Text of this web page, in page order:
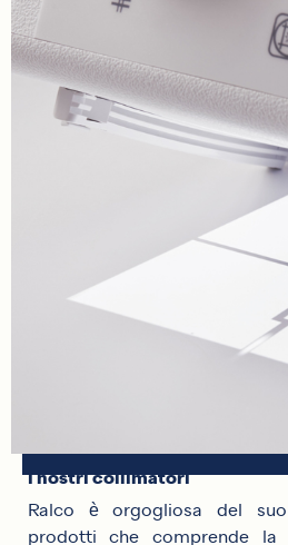
i nostri collimatori
Ralco è orgogliosa del
prodotti che comprende la